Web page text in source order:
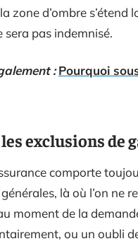
zone d’ombre
sera pas indemnisé.
: Pourquoi
exclusions de
comporte
là où l’on ne
moment de la
ou un oubli